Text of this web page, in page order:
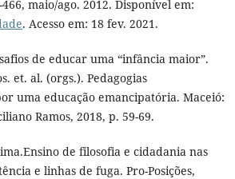
maio/ago. 2012. Disponível em:
. Acesso em: 18 fev. 2021.
de educar uma “infância maior”.
et. al. (orgs.). Pedagogias
uma educação emancipatória. Maceió:
Ramos, 2018, p. 59-69.
de filosofia e cidadania nas
e linhas de fuga. Pro-Posições,